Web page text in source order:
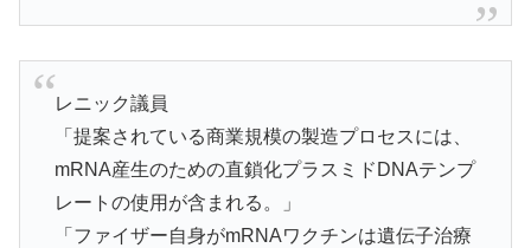
レニック議員
「提案されている商業規模の製造プロセスには、
mRNA産生のための直鎖化プラスミドDNAテンプ
レートの使用が含まれる。」
「ファイザー自身がmRNAワクチンは遺伝子治療